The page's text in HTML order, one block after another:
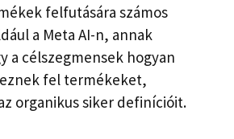
felfutására számos
a Meta AI-n, annak
a célszegmensek hogyan
fel termékeket,
organikus siker definícióit.